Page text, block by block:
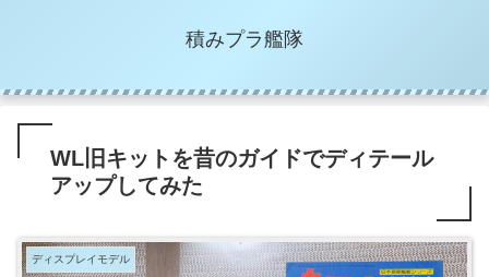
積みプラ艦隊
WL旧キットを昔のガイドでディテール
アップしてみた
ディスプレイモデル